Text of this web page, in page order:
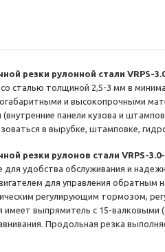
резки рулонной стали VRPS-
сталью толщиной 2,5-3 мм в
и высокопрочными
панели кузова и
в вырубке, штамповке,
резки рулонов стали VRPS-
для удобства обслуживания и
для управления обратным
регулирующим тормозом,
имеет выпрямитель с 15-валковыми
Продольная резка